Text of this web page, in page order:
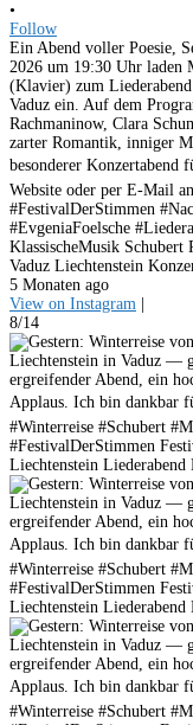
•
Follow
Ein Abend voller Poesie,
2026 um 19:30 Uhr laden
(Klavier) zum Liederabend
Vaduz ein. Auf dem
Rachmaninow, Clara
zarter Romantik, inniger
besonderer
Website oder per E-Mail
#FestivalDerStimmen
#EvgeniaFoelsche
KlassischeMusik Schubert
Vaduz Liechtenstein
5 Monaten ago
View on Instagram
8/14